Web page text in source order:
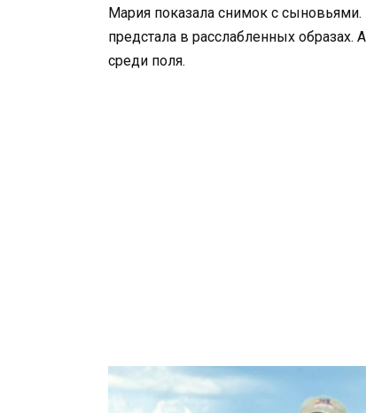
Мария показала снимок с
предстала в расслабленных
среди поля.